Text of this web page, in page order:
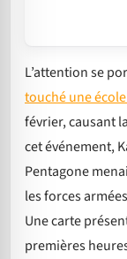
L’attention se
touché une
février, causant
cet événement,
Pentagone
les forces
Une carte
premières